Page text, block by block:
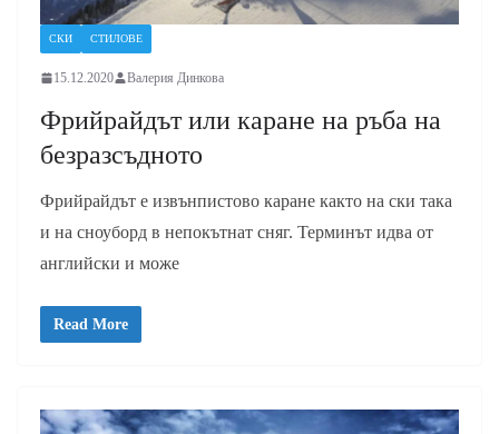
СКИ СТИЛОВЕ
15.12.2020 Валерия Динкова
Фрийрайдът или каране на ръба на
безразсъдното
Фрийрайдът е извънпистово каране както на ски така
и на сноуборд в непокътнат сняг. Терминът идва от
английски и може
Read More